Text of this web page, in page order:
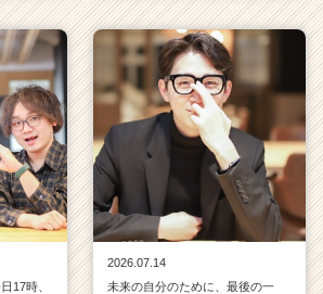
17時、
2026.07.14
未来の自分のために、最後の一